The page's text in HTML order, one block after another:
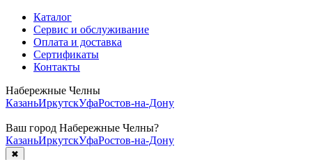
Каталог
Сервис и обслуживание
Оплата и доставка
Сертификаты
Контакты
Набережные Челны
КазаньИркутскУфаРостов-на-Дону
Ваш город Набережные Челны?
КазаньИркутскУфаРостов-на-Дону
✖